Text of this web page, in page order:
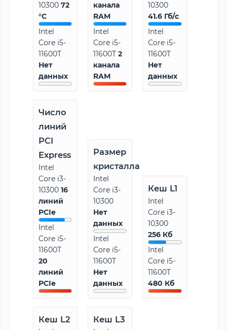
10300 72
°C
Intel
Core i5-
11600T
Нет
данных
канала
RAM
Intel
Core i5-
11600T2
канала
RAM
10300
41.6 Гб/с
Intel
Core i5-
11600T
Нет
данных
Число
линий
PCI
Express
Intel
Core i3-
10300 16
линий
PCIe
Intel
Core i5-
11600T
20
линий
PCIe
Размер
кристалла
Intel
Core i3-
10300
Нет
данных
Intel
Core i5-
11600T
Нет
данных
Кеш L1
Intel
Core i3-
10300
256 Кб
Intel
Core i5-
11600T
480 Кб
Кеш L2 Кеш L3